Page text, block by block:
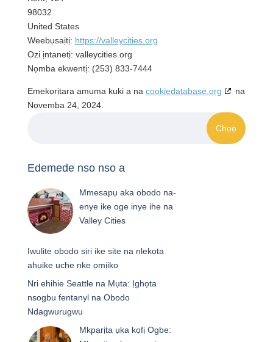
98032
United States
Weebụsaịtị: https://valleycities.org
Ozi ịntanetị: valleycities.org
Nọmba ekwentị: (253) 833-7444
Emekọrịtara amụma kuki a na cookiedatabase.org
na
Nọvemba 24, 2024.
Edemede nso nso a
Mmesapụ aka obodo na-
enye ike oge inye ihe na
Valley Cities
Iwulite obodo siri ike site na nlekọta
ahụike uche nke ọmịiko
Nri ehihie Seattle na Mụta: Ịghọta
nsogbu fentanyl na Obodo
Ndagwurugwu
Mkparịta ụka kọfị Ogbe: